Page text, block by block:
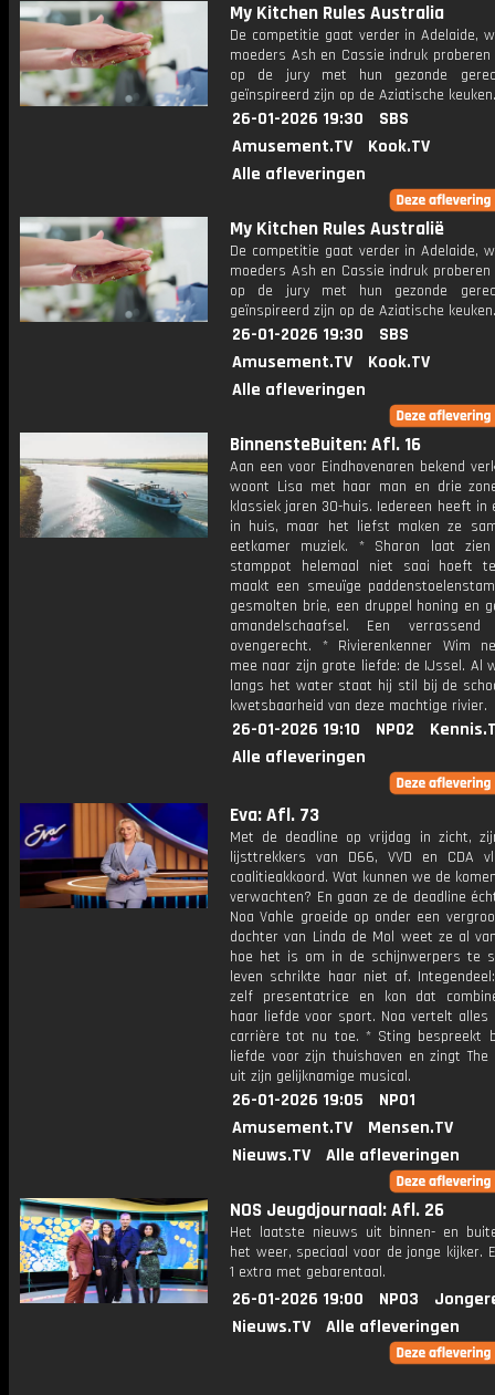
My Kitchen Rules Australia
De competitie gaat verder in Adelaide,
moeders Ash en Cassie indruk
op de jury met hun gezonde
geïnspireerd zijn op de Aziatische keuken.
26-01-2026 19:30
SBS
Amusement.TV
Kook.TV
Alle afleveringen
My Kitchen Rules Australië
De competitie gaat verder in Adelaide,
moeders Ash en Cassie indruk
op de jury met hun gezonde
geïnspireerd zijn op de Aziatische keuken.
26-01-2026 19:30
SBS
Amusement.TV
Kook.TV
Alle afleveringen
BinnensteBuiten: Afl. 16
Aan een voor Eindhovenaren bekend
woont Lisa met haar man en drie
klassiek jaren 30-huis. Iedereen heeft in
in huis, maar het liefst maken ze
eetkamer muziek. * Sharon laat
stamppot helemaal niet saai hoeft
maakt een smeuïge
gesmolten brie, een druppel honing en
amandelschaafsel. Een verrassend
ovengerecht. * Rivierenkenner Wim
mee naar zijn grote liefde: de IJssel. Al
langs het water staat hij stil bij de
kwetsbaarheid van deze machtige rivier.
26-01-2026 19:10 NPO2
Alle afleveringen
Eva: Afl. 73
Met de deadline op vrijdag in zicht,
lijsttrekkers van D66, VVD en CDA
coalitieakkoord. Wat kunnen we de
verwachten? En gaan ze de deadline
Noa Vahle groeide op onder een
dochter van Linda de Mol weet ze al
hoe het is om in de schijnwerpers te
leven schrikte haar niet af.
zelf presentatrice en kon dat
haar liefde voor sport. Noa vertelt alles
carrière tot nu toe. * Sting bespreekt
liefde voor zijn thuishaven en zingt The
uit zijn gelijknamige musical.
26-01-2026 19:05
NPO1
Amusement.TV
Mensen.TV
Nieuws.TV
Alle afleveringen
NOS Jeugdjournaal: Afl. 26
Het laatste nieuws uit binnen- en
het weer, speciaal voor de jonge kijker.
1 extra met gebarentaal.
26-01-2026 19:00 NPO3
Nieuws.TV
Alle afleveringen